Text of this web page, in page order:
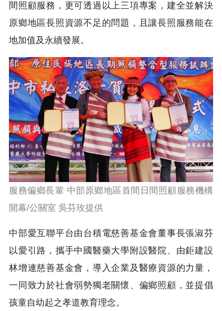
間照顧服務，更可透過以上三項專案，建全並解決
原鄉地區長照資源不足的問題，且讓長照服務能在
地加值及永續發展。
服務偏鄉長輩 中部原鄉地區首間日間照顧服務機構
開幕/公關室 吳芬玫提供
中部愛互聯平台由台積電慈善基金會董事長張淑芬
以愛引路，攜手中國醫藥大學附設醫院、由鉅建設
林增連慈善基金會，導入企業及醫療資源的力量，
一同致力於社會弱勢獨老關懷、偏鄉照顧，並提倡
孩童自幼起之孝道教育理念。